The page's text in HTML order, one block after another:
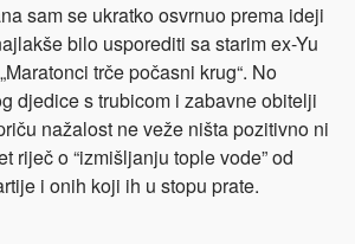
sam se ukratko osvrnuo prema ideji
bilo usporediti sa starim ex-Yu
trče počasni krug“. No
djedice s trubicom i zabavne obitelji
nažalost ne veže ništa pozitivno ni
riječ o “izmišljanju tople vode” od
i onih koji ih u stopu prate.